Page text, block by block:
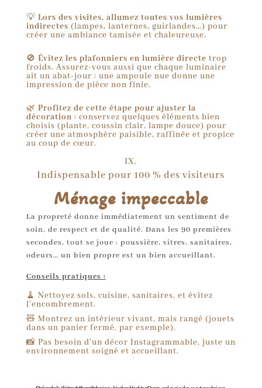
💡 Lors des visites, allumez toutes vos lumières
indirectes (lampes, lanternes, guirlandes…) pour
créer une ambiance tamisée et chaleureuse.
🚫 Évitez les plafonniers en lumière directe trop
froids. Assurez-vous aussi que chaque luminaire
ait un abat-jour : une ampoule nue donne une
impression de pièce non finie.
🌿 Profitez de cette étape pour ajuster la
décoration : conservez quelques éléments bien
choisis (plante, coussin clair, lampe douce) pour
créer une atmosphère paisible, raffinée et propice
au coup de cœur.
IX.
Indispensable pour 100 % des visiteurs
Ménage impeccable
La propreté donne immédiatement un sentiment de
soin, de respect et de qualité. Dans les 90 premières
secondes, tout se joue : poussière, vitres, sanitaires,
odeurs… un bien propre est un bien accueillant.
Conseils pratiques :
🧹 Nettoyez sols, cuisine, sanitaires, et évitez
l’encombrement.
🧸 Montrez un intérieur vivant, mais rangé (jouets
dans un panier fermé, par exemple).
📸 Pas besoin d’un décor Instagrammable, juste un
environnement soigné et accueillant.